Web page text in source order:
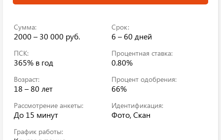
Сумма:
2000 – 30 000 руб.
Срок:
6 – 60 дней
ПСК:
365% в год
Процентная ставка:
0.80%
Возраст:
18 – 80 лет
Процент одобрения:
66%
Рассмотрение анкеты:
До 15 минут
Идентификация:
Фото, Скан
График работы: